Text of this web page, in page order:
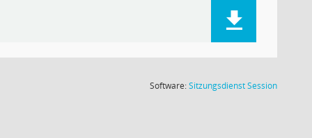
Software:SitzungsdienstSession(Wird in